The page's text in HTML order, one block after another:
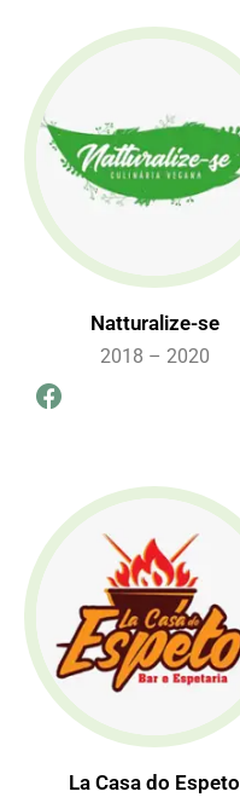
Natturalize-se
2018 – 2020
La Casa do Espeto